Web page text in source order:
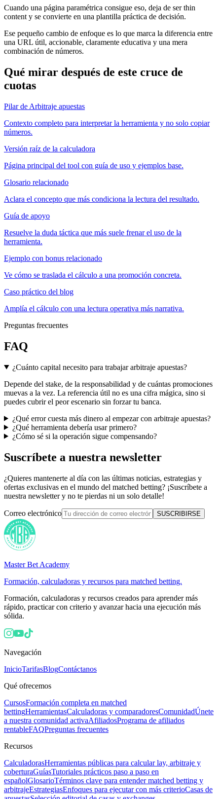
Cuando una página paramétrica consigue eso, deja de ser thin
content y se convierte en una plantilla práctica de decisión.
Ese pequeño cambio de enfoque es lo que marca la diferencia entre
una URL útil, accionable, claramente educativa y una mera
combinación de números.
Qué mirar después de este cruce de
cuotas
Pilar de Arbitraje apuestas
Contexto completo para interpretar la herramienta y no solo copiar
números.
Versión raíz de la calculadora
Página principal del tool con guía de uso y ejemplos base.
Glosario relacionado
Aclara el concepto que más condiciona la lectura del resultado.
Guía de apoyo
Resuelve la duda táctica que más suele frenar el uso de la
herramienta.
Ejemplo con bonus relacionado
Ve cómo se traslada el cálculo a una promoción concreta.
Caso práctico del blog
Amplía el cálculo con una lectura operativa más narrativa.
Preguntas frecuentes
FAQ
¿Cuánto capital necesito para trabajar arbitraje apuestas?
Depende del stake, de la responsabilidad y de cuántas promociones
muevas a la vez. La referencia útil no es una cifra mágica, sino si
puedes cubrir el peor escenario sin forzar tu banca.
¿Qué error cuesta más dinero al empezar con arbitraje apuestas?
¿Qué herramienta debería usar primero?
¿Cómo sé si la operación sigue compensando?
Suscríbete a nuestra newsletter
¿Quieres mantenerte al día con las últimas noticias, estrategias y
ofertas exclusivas en el mundo del matched betting? ¡Suscríbete a
nuestra newsletter y no te pierdas ni un solo detalle!
Correo electrónico SUSCRIBIRSE
Master Bet Academy
Formación, calculadoras y recursos para matched betting.
Formación, calculadoras y recursos creados para aprender más
rápido, practicar con criterio y avanzar hacia una ejecución más
sólida.
Navegación
InicioTarifasBlogContáctanos
Qué ofrecemos
CursosFormación completa en matched
bettingHerramientasCalculadoras y comparadoresComunidadÚnete
a nuestra comunidad activaAfiliadosPrograma de afiliados
rentableFAQPreguntas frecuentes
Recursos
CalculadorasHerramientas públicas para calcular lay, arbitraje y
coberturaGuíasTutoriales prácticos paso a paso en
españolGlosarioTérminos clave para entender matched betting y
arbitrajeEstrategiasEnfoques para ejecutar con más criterioCasas de